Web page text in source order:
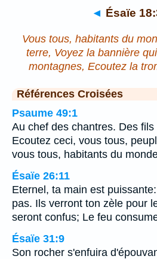
◄ Ésaïe
Vous tous, habitants du
terre, Voyez la bannière
montagnes, Ecoutez la
Références Croisées
Psaume 49:1
Au chef des chantres. Des
Ecoutez ceci, vous tous,
vous tous, habitants du
Ésaïe 26:11
Eternel, ta main est
pas. Ils verront ton zèle pour
seront confus; Le feu
Ésaïe 31:9
Son rocher s'enfuira